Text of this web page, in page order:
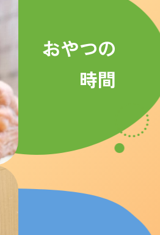
おやつの
時間